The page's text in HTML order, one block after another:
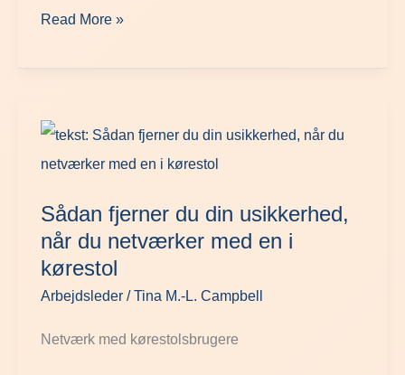
Read More »
Sådan fjerner du din usikkerhed,
når du netværker med en i
kørestol
Arbejdsleder/Tina M.-L. Campbell
Netværk med kørestolsbrugere
Sådan
fjerner
din
usikkerhed,
når
netværker